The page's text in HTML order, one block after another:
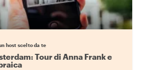
il tuo local preferito
host scelto da te
Tour di Anna Frank e